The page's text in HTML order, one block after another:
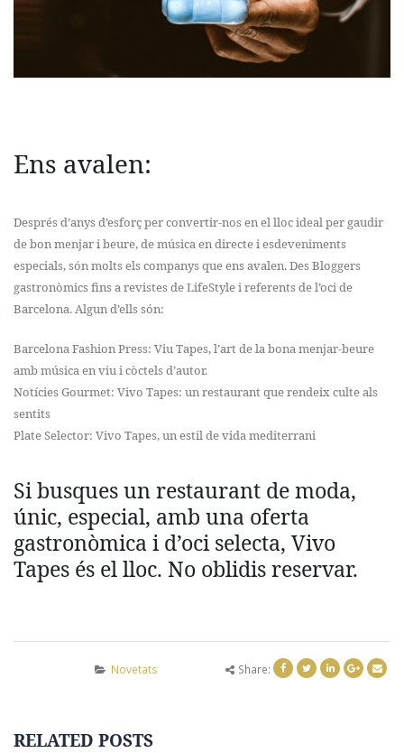
Ens avalen:
Després d’anys d’esforç per convertir-nos en el lloc ideal per gaudir
de bon menjar i beure, de música en directe i esdeveniments
especials, són molts els companys que ens avalen. Des Bloggers
gastronòmics fins a revistes de LifeStyle i referents de l’oci de
Barcelona. Algun d’ells són:
Barcelona Fashion Press: Viu Tapes, l’art de la bona menjar-beure
amb música en viu i còctels d’autor.
Notícies Gourmet: Vivo Tapes: un restaurant que rendeix culte als
sentits
Plate Selector: Vivo Tapes, un estil de vida mediterrani
Si busques un restaurant de moda,
únic, especial, amb una oferta
gastronòmica i d’oci selecta, Vivo
Tapes és el lloc. No oblidis reservar.
Novetats Share:
RELATED POSTS